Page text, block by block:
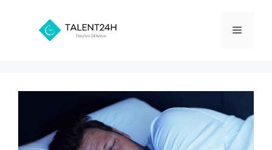
contenido
Menú